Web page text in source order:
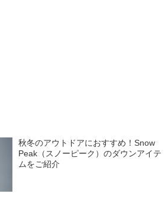
秋冬のアウトドアにおすすめ！Snow
Peak（スノーピーク）のダウンアイテ
ムをご紹介